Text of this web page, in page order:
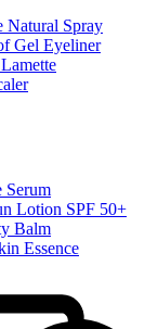
Natural Spray
Gel Eyeliner
Serum
Lotion SPF 50+
Balm
Essence